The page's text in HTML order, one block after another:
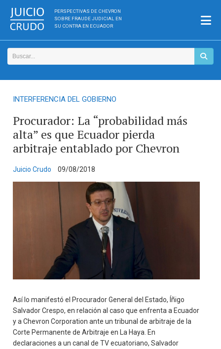
PERSPECTIVAS DE CHEVRON
SOBRE FRAUDE JUDICIAL EN
SU CONTRA EN ECUADOR
INTERFERENCIA DEL GOBIERNO
Procurador: La “probabilidad más
alta” es que Ecuador pierda
arbitraje entablado por Chevron
Juicio Crudo 09/08/2018
Así lo manifestó el Procurador General del Estado, Íñigo
Salvador Crespo, en relación al caso que enfrenta a Ecuador
y a Chevron Corporation ante un tribunal de arbitraje de la
Corte Permanente de Arbitraje en La Haya. En
declaraciones a un canal de TV ecuatoriano, Salvador